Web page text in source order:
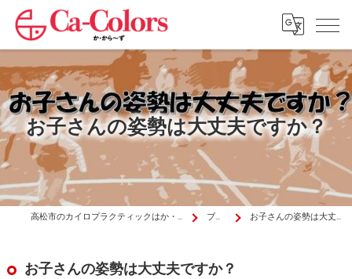
お子さんの姿勢は大丈夫ですか？
高松市のカイロプラクティックはか・から～ず施術院 ブログ お子さんの姿勢は大丈夫ですか？
お子さんの姿勢は大丈夫ですか？